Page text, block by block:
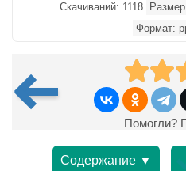
Скачиваний: 1118
Формат:
Помогли?
Содержание ▼